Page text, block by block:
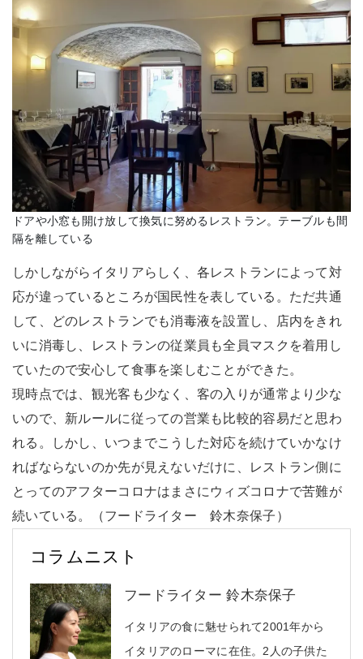
ドアや小窓も開け放して換気に努めるレストラン。テーブルも間
隔を離している
しかしながらイタリアらしく、各レストランによって対
応が違っているところが国民性を表している。ただ共通
して、どのレストランでも消毒液を設置し、店内をきれ
いに消毒し、レストランの従業員も全員マスクを着用し
ていたので安心して食事を楽しむことができた。
現時点では、観光客も少なく、客の入りが通常より少な
いので、新ルールに従っての営業も比較的容易だと思わ
れる。しかし、いつまでこうした対応を続けていかなけ
ればならないのか先が見えないだけに、レストラン側に
とってのアフターコロナはまさにウィズコロナで苦難が
続いている。（フードライター 鈴木奈保子）
コラムニスト
フードライター 鈴木奈保子
イタリアの食に魅せられて2001年から
イタリアのローマに在住。2人の子供た